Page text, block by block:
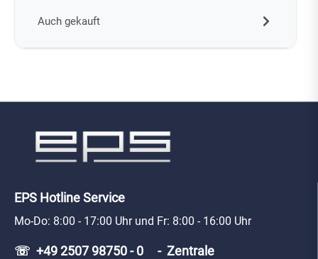
Auch gekauft
EPS Hotline Service
Mo-Do: 8:00 - 17:00 Uhr und Fr: 8:00 - 16:00 Uhr
☏ +49 2507 98750 - 0 - Zentrale